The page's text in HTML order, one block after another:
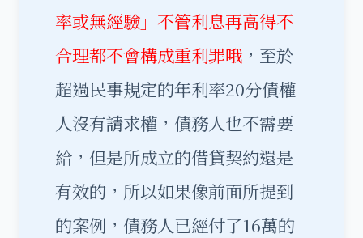
率或無經驗」不管利息再高得不
合理都不會構成重利罪哦 ，至於
超過民事規定的年利率20分債權
人沒有請求權，債務人也不需要
給，但是所成立的借貸契約還是
有效的，所以如果像前面所提到
的案例，債務人已經付了16萬的